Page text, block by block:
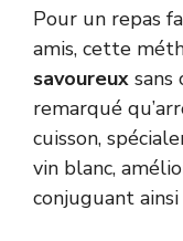
Pour un repas
amis, cette
savoureux sans
remarqué
cuisson,
vin blanc,
conjuguant